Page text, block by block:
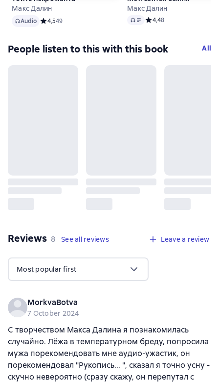
Макс Далин
AudioAudio Средний рейтинг 4,5 на основе 49 оценок
4,549
Макс Далин
Audio Средний рейтинг 4,4 на
4,48
People listen to this with this book All
Reviews 8 reviews
8 See all reviews Leave a review
Most popular first
MorkvaBotva
7 October 2024
С творчеством Макса Далина я познакомилась
случайно. Лёжа в температурном бреду, попросила
мужа порекомендовать мне аудио-ужастик, он
порекомендовал "Рукопись... ", сказал я точно усну -
скучно невероятно (сразу скажу, он перепутал с